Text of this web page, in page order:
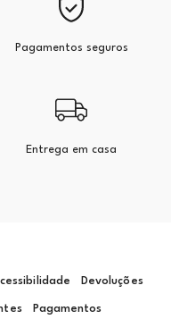
Pagamentos seguros
Entrega em casa
Devoluções
Pagamentos